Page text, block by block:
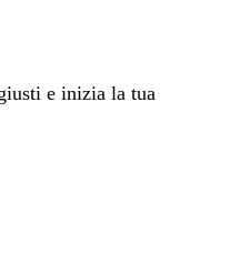
e inizia la tua